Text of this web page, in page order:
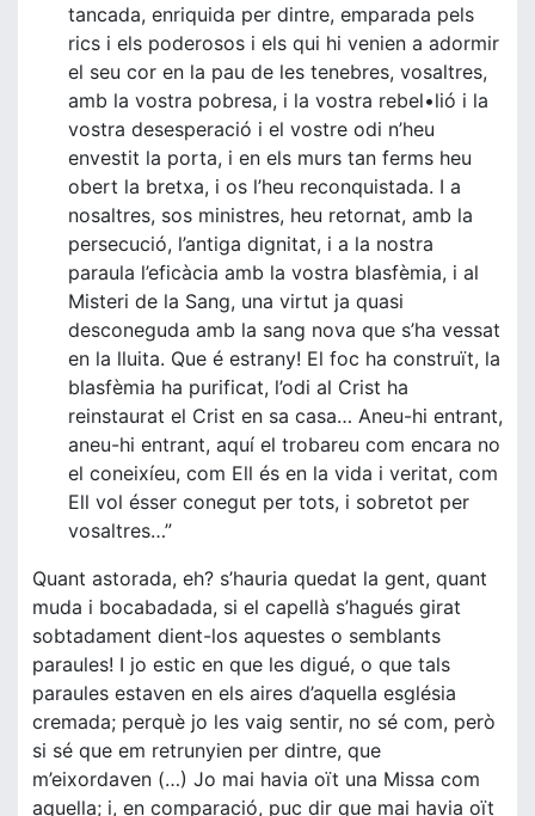
tancada, enriquida per dintre, emparada pels
rics i els poderosos i els qui hi venien a adormir
el seu cor en la pau de les tenebres, vosaltres,
amb la vostra pobresa, i la vostra rebel•lió i la
vostra desesperació i el vostre odi n’heu
envestit la porta, i en els murs tan ferms heu
obert la bretxa, i os l’heu reconquistada. I a
nosaltres, sos ministres, heu retornat, amb la
persecució, l’antiga dignitat, i a la nostra
paraula l’eficàcia amb la vostra blasfèmia, i al
Misteri de la Sang, una virtut ja quasi
desconeguda amb la sang nova que s’ha vessat
en la lluita. Que é estrany! El foc ha construït, la
blasfèmia ha purificat, l’odi al Crist ha
reinstaurat el Crist en sa casa… Aneu-hi entrant,
aneu-hi entrant, aquí el trobareu com encara no
el coneixíeu, com Ell és en la vida i veritat, com
Ell vol ésser conegut per tots, i sobretot per
vosaltres…”
Quant astorada, eh? s’hauria quedat la gent, quant
muda i bocabadada, si el capellà s’hagués girat
sobtadament dient-los aquestes o semblants
paraules! I jo estic en que les digué, o que tals
paraules estaven en els aires d’aquella església
cremada; perquè jo les vaig sentir, no sé com, però
si sé que em retrunyien per dintre, que
m’eixordaven (…) Jo mai havia oït una Missa com
aquella; i, en comparació, puc dir que mai havia oït